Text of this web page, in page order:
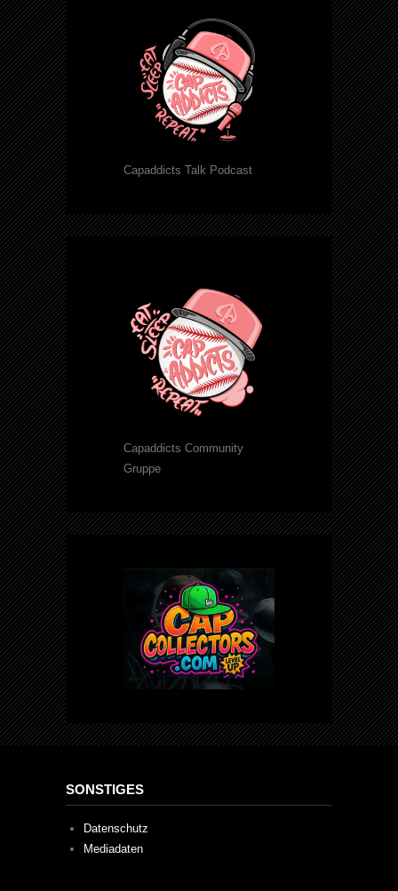
Capaddicts Talk Podcast
Capaddicts Community
Gruppe
SONSTIGES
Datenschutz
Mediadaten